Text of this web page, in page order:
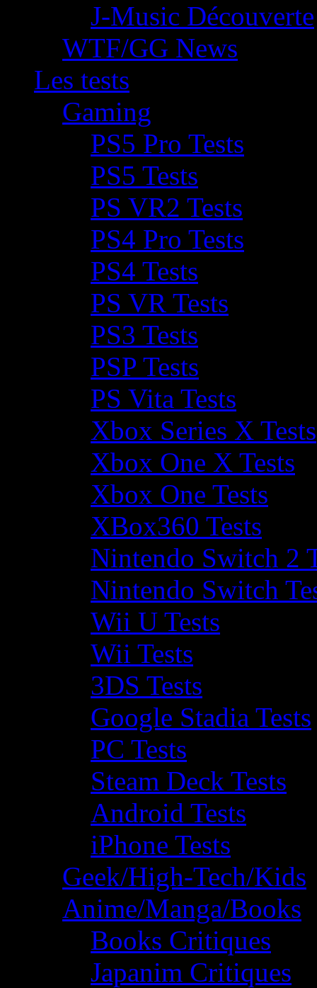
J-Music Découverte
WTF/GG News
Les tests
Gaming
PS5 Pro Tests
PS5 Tests
PS VR2 Tests
PS4 Pro Tests
PS4 Tests
PS VR Tests
PS3 Tests
PSP Tests
PS Vita Tests
Xbox Series X Tests
Xbox One X Tests
Xbox One Tests
XBox360 Tests
Nintendo Switch 2
Nintendo Switch
Wii U Tests
Wii Tests
3DS Tests
Google Stadia Tests
PC Tests
Steam Deck Tests
Android Tests
iPhone Tests
Geek/High-Tech/Kids
Anime/Manga/Books
Books Critiques
Japanim Critiques